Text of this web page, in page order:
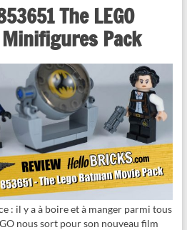
The LEGO
Pack
: il y a à boire et à manger parmi tous
nous sort pour son nouveau film